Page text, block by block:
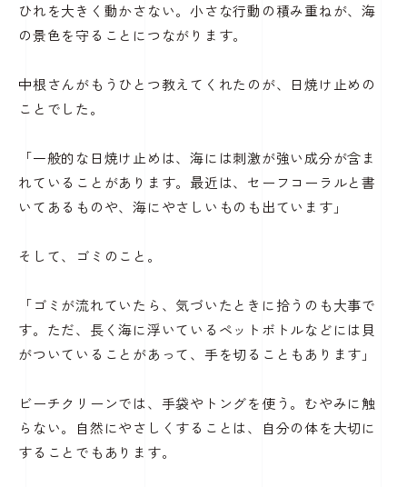
ひれを大きく動かさない。小さな行動の積み重ねが、海
の景色を守ることにつながります。
中根さんがもうひとつ教えてくれたのが、日焼け止めの
ことでした。
「一般的な日焼け止めは、海には刺激が強い成分が含ま
れていることがあります。最近は、セーフコーラルと書
いてあるものや、海にやさしいものも出ています」
そして、ゴミのこと。
「ゴミが流れていたら、気づいたときに拾うのも大事で
す。ただ、長く海に浮いているペットボトルなどには貝
がついていることがあって、手を切ることもあります」
ビーチクリーンでは、手袋やトングを使う。むやみに触
らない。自然にやさしくすることは、自分の体を大切に
することでもあります。